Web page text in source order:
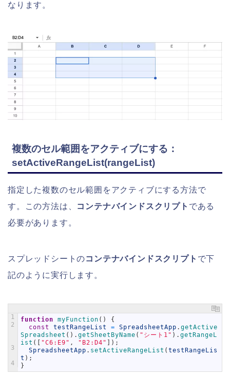
なります。
複数のセル範囲をアクティブにする：
setActiveRangeList(rangeList)
指定した複数のセル範囲をアクティブにする方法で
す。この方法は、 コンテナバインドスクリプト である
必要があります。
スプレッドシートのコンテナバインドスクリプト で下
記のように実行します。
1
2
3
4
function myFunction ( )
{
const
testRangeList = SpreadsheetApp . getActive
Spreadsheet ( ) . getSheetByName ( "シート1" ) . getRangeL
ist ( [ "C6:E9" , "B2:D4" ] ) ;
SpreadsheetApp . setActiveRangeList ( testRangeLis
t ) ;
}